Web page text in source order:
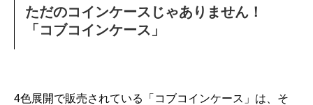
ただのコインケースじゃありません！
「コブコインケース」
4色展開で販売されている「コブコインケース」は、そ